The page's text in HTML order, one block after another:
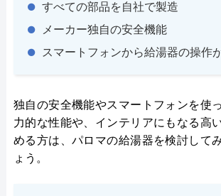
すべての部品を自社で製造
メーカー独自の安全機能
スマートフォンから給湯器の操作
独自の安全機能やスマートフォンを使
力的な性能や、インテリアにもなる高
める方は、パロマの給湯器を検討して
ょう。